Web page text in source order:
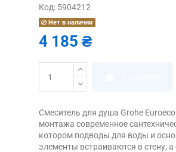
Код: 5904212
Нет в наличии
4 185 ₴
Смеситель для душа Grohe
монтажа современное
котором подводы для воды и
элементы встраиваются в стену,